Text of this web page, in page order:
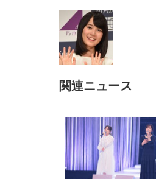
子 テレワーク 疲れない 跳ね
上げ式アームレスト コンパク
ト 約105度ロッキング pc 事務
椅子 360度回転 座面昇降 強化
ナイロン樹脂ベース 通気性メ
ッシュ 在宅ワーク H-
WY01(黒網+黒枠+黒足)
￥5,699
EV3240X-WT | 31.5型4K
UHD・USB Type-C・ホワイ
￥105,595
ーツ 薄型 レギュラー 1回使い
捨て 無香料 ホワイト 300枚
￥3,373
関連ニュース